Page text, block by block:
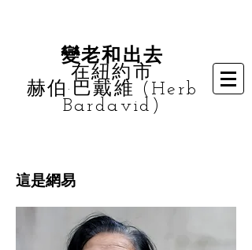
變老和出去
在紐約市
赫伯·巴戴維 (Herb
Bardavid)
這是網易